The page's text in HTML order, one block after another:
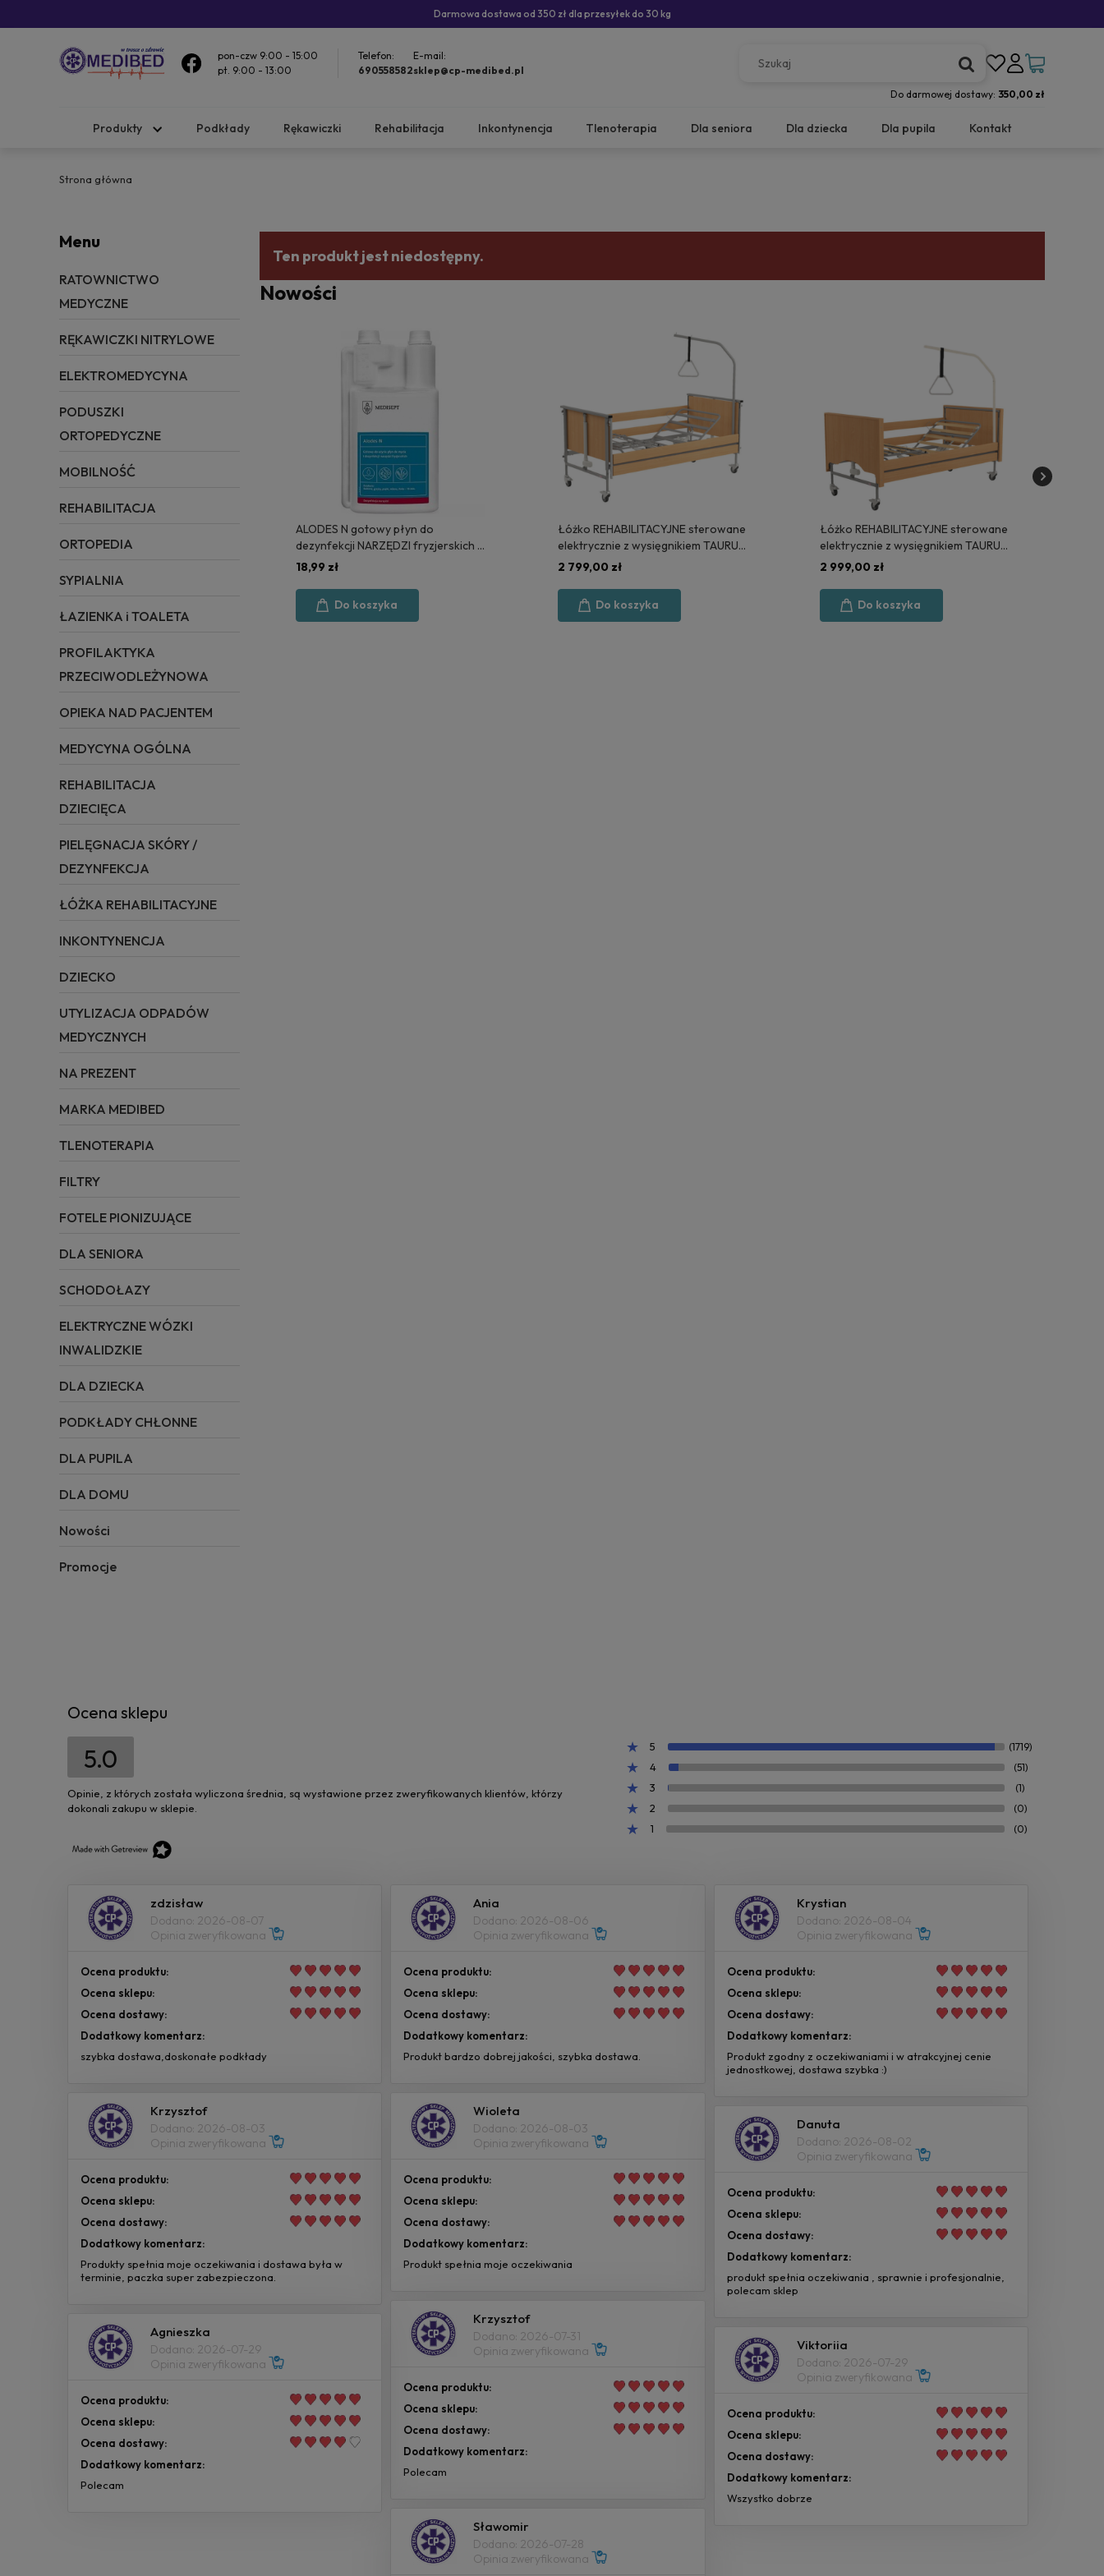
Darmowa dostawa od 350 zł dla przesyłek do 30 kg
pon-czw 9:00 - 15:00
pt. 9:00 - 13:00
Telefon:
690558582
E-mail:
sklep@cp-medibed.pl
Do darmowej dostawy: 350,00 zł
Produkty Podkłady Rękawiczki Rehabilitacja Inkontynencja Tlenoterapia Dla seniora Dla dziecka Dla pupila Kontakt
Strona główna
Menu
RATOWNICTWO
MEDYCZNE
RĘKAWICZKI NITRYLOWE
ELEKTROMEDYCYNA
PODUSZKI
ORTOPEDYCZNE
MOBILNOŚĆ
REHABILITACJA
ORTOPEDIA
SYPIALNIA
ŁAZIENKA i TOALETA
PROFILAKTYKA
PRZECIWODLEŻYNOWA
OPIEKA NAD PACJENTEM
MEDYCYNA OGÓLNA
REHABILITACJA
DZIECIĘCA
PIELĘGNACJA SKÓRY /
DEZYNFEKCJA
ŁÓŻKA REHABILITACYJNE
INKONTYNENCJA
DZIECKO
UTYLIZACJA ODPADÓW
MEDYCZNYCH
NA PREZENT
MARKA MEDIBED
TLENOTERAPIA
FILTRY
FOTELE PIONIZUJĄCE
DLA SENIORA
SCHODOŁAZY
ELEKTRYCZNE WÓZKI
INWALIDZKIE
DLA DZIECKA
PODKŁADY CHŁONNE
DLA PUPILA
DLA DOMU
Nowości
Promocje
Ten produkt jest niedostępny.
Nowości
ALODES N gotowy płyn do
dezynfekcji NARZĘDZI fryzjerskich 1
litr - MEDISEPT
18,99 zł
Do koszyka
Łóżko REHABILITACYJNE sterowane
elektrycznie z wysięgnikiem TAURUS
2 - POLSKA PRODUKCJA
2 799,00 zł
Do koszyka
Łóżko REHABILITACYJNE sterowane
elektrycznie z wysięgnikiem TAURUS
2 LUX - POLSKA PRODUKCJA
2 999,00 zł
Do koszyka
Ocena sklepu
5.0
Opinie, z których została wyliczona średnia, są wystawione przez zweryfikowanych klientów, którzy
dokonali zakupu w sklepie.
5 (1719)
4 (51)
3 (1)
2 (0)
1 (0)
zdzisław
Dodano: 2026-08-07
Opinia zweryfikowana
Ocena produktu:
Ocena sklepu:
Ocena dostawy:
Dodatkowy komentarz:
szybka dostawa,doskonałe podkłady
Ania
Dodano: 2026-08-06
Opinia zweryfikowana
Ocena produktu:
Ocena sklepu:
Ocena dostawy:
Dodatkowy komentarz:
Produkt bardzo dobrej jakości, szybka dostawa.
Krystian
Dodano: 2026-08-04
Opinia zweryfikowana
Ocena produktu:
Ocena sklepu:
Ocena dostawy:
Dodatkowy komentarz:
Produkt zgodny z oczekiwaniami i w atrakcyjnej cenie
jednostkowej, dostawa szybka :)
Krzysztof
Dodano: 2026-08-03
Opinia zweryfikowana
Ocena produktu:
Ocena sklepu:
Ocena dostawy:
Dodatkowy komentarz:
Produkty spełnia moje oczekiwania i dostawa była w
terminie, paczka super zabezpieczona.
Wioleta
Dodano: 2026-08-03
Opinia zweryfikowana
Ocena produktu:
Ocena sklepu:
Ocena dostawy:
Dodatkowy komentarz:
Produkt spełnia moje oczekiwania
Danuta
Dodano: 2026-08-02
Opinia zweryfikowana
Ocena produktu:
Ocena sklepu:
Ocena dostawy:
Dodatkowy komentarz:
produkt spełnia oczekiwania , sprawnie i profesjonalnie,
polecam sklep
Krzysztof
Dodano: 2026-07-31
Opinia zweryfikowana
Ocena produktu:
Ocena sklepu:
Ocena dostawy:
Dodatkowy komentarz:
Polecam
Agnieszka
Dodano: 2026-07-29
Opinia zweryfikowana
Ocena produktu:
Ocena sklepu:
Ocena dostawy:
Dodatkowy komentarz:
Polecam
Viktoriia
Dodano: 2026-07-29
Opinia zweryfikowana
Ocena produktu:
Ocena sklepu:
Ocena dostawy:
Dodatkowy komentarz:
Wszystko dobrze
Sławomir
Dodano: 2026-07-28
Opinia zweryfikowana